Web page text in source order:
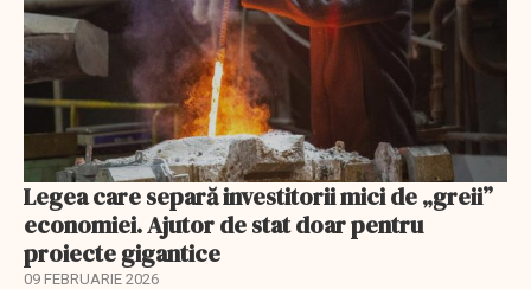
Legea care separă investitorii mici de „greii”
economiei. Ajutor de stat doar pentru
proiecte gigantice
09 FEBRUARIE 2026